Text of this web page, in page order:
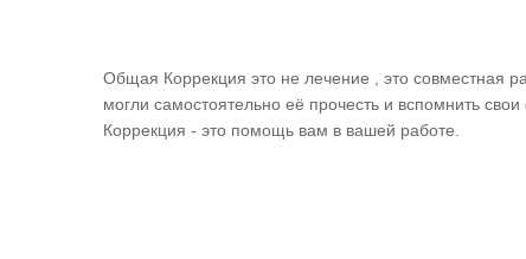
Общая Коррекция это не лечение , это совместная
могли самостоятельно её прочесть и вспомнить
Коррекция - это помощь вам в вашей работе.